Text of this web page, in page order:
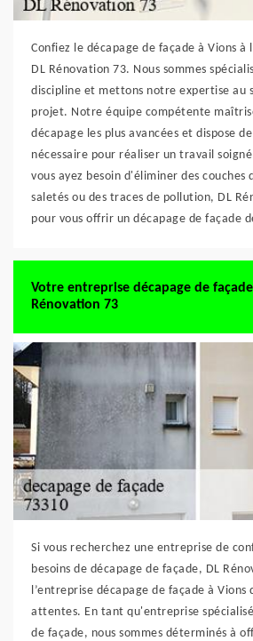
Confiez le décapage de façade à Vions
DL Rénovation 73. Nous sommes
discipline et mettons notre expertise au
projet. Notre équipe compétente
décapage les plus avancées et dispose
nécessaire pour réaliser un travail
vous ayez besoin d'éliminer des couches
saletés ou des traces de pollution, DL
pour vous offrir un décapage de façade
Votre entreprise décapage de
Rénovation 73
Si vous recherchez une entreprise de
besoins de décapage de façade, DL
l’entreprise décapage de façade à Vions
attentes. En tant qu'entreprise
de façade, nous sommes déterminés à